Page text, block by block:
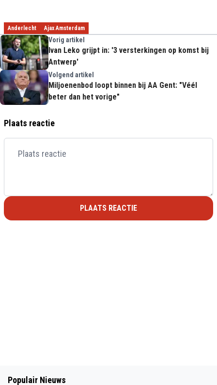
Anderlecht Ajax Amsterdam
Vorig artikel
Ivan Leko grijpt in: '3 versterkingen op komst bij
Antwerp'
Volgend artikel
Miljoenenbod loopt binnen bij AA Gent: "Véél
beter dan het vorige"
Plaats reactie
PLAATS REACTIE
Populair Nieuws